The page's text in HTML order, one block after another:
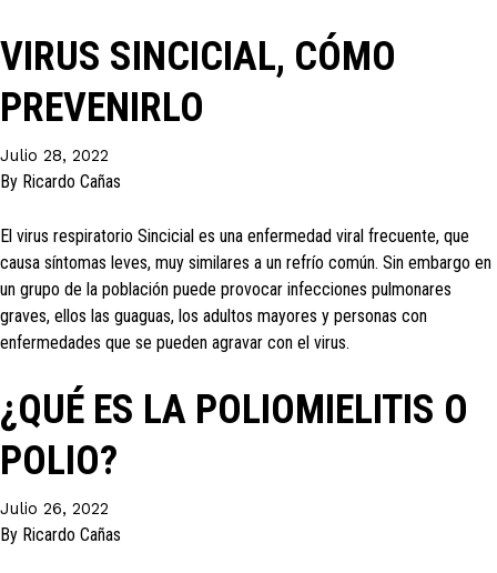
VIRUS SINCICIAL, CÓMO
PREVENIRLO
Julio 28, 2022
By Ricardo Cañas
El virus respiratorio Sincicial es una enfermedad viral frecuente, que
causa síntomas leves, muy similares a un refrío común. Sin embargo en
un grupo de la población puede provocar infecciones pulmonares
graves, ellos las guaguas, los adultos mayores y personas con
enfermedades que se pueden agravar con el virus.
¿QUÉ ES LA POLIOMIELITIS O
POLIO?
Julio 26, 2022
By Ricardo Cañas